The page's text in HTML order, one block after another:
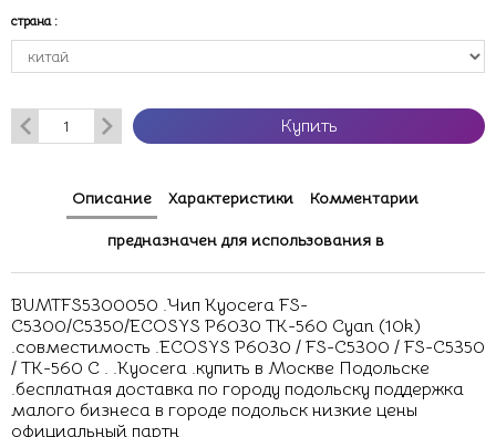
страна :
Купить
Описание Характеристики Комментарии
предназначен для использования в
BUMTFS5300050 .Чип Kyocera FS-
C5300/C5350/ECOSYS P6030 TK-560 Cyan (10k)
.совместимость .ECOSYS P6030 / FS-C5300 / FS-C5350
/ TK-560 C . .Kyocera .купить в Москве Подольске
.бесплатная доставка по городу подольску поддержка
малого бизнеса в городе подольск низкие цены
официальный партн